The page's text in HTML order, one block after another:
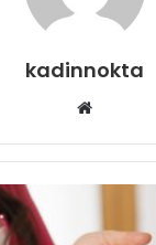
kadinnokta
Web